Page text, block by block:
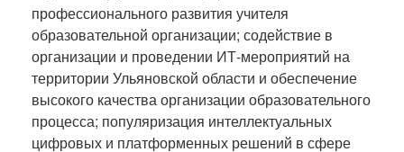
профессионального развития учителя
образовательной организации; содействие в
организации и проведении ИТ-мероприятий на
территории Ульяновской области и обеспечение
высокого качества организации образовательного
процесса; популяризация интеллектуальных
цифровых и платформенных решений в сфере